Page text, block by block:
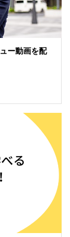
ー動画を配